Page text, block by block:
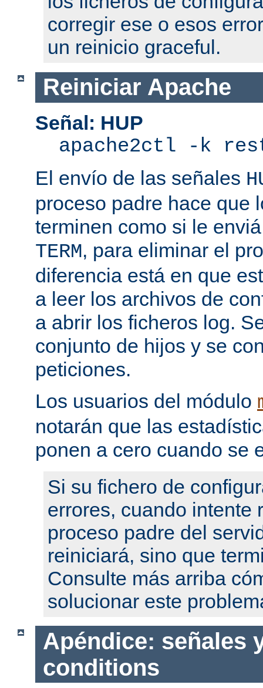
corregir ese o esos
un reinicio graceful.
Reiniciar Apache
Señal: HUP
apache2ctl -k
El envío de las señales
proceso padre hace que
terminen como si le
TERM, para eliminar el
diferencia está en que
a leer los archivos de
a abrir los ficheros log.
conjunto de hijos y se
peticiones.
Los usuarios del módulo
notarán que las
ponen a cero cuando se
Si su fichero de
errores, cuando intente
proceso padre del
reiniciará, sino que
Consulte más arriba
solucionar este
Apéndice: señales
conditions